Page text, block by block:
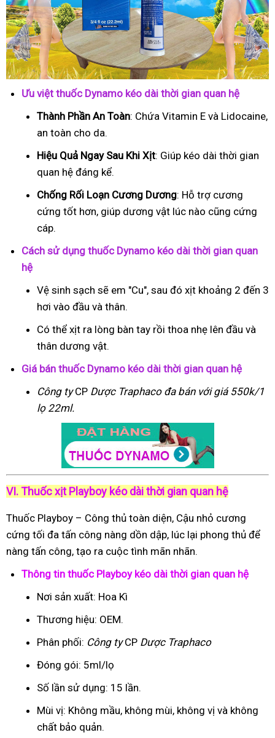
Ưu việt thuốc Dynamo kéo dài thời gian quan hệ
Thành Phần An Toàn: Chứa Vitamin E và Lidocaine,
an toàn cho da.
Hiệu Quả Ngay Sau Khi Xịt: Giúp kéo dài thời gian
quan hệ đáng kể.
Chống Rối Loạn Cương Dương: Hỗ trợ cương
cứng tốt hơn, giúp dương vật lúc nào cũng cứng
cáp.
Cách sử dụng thuốc Dynamo kéo dài thời gian quan
hệ
Vệ sinh sạch sẽ em "Cu", sau đó xịt khoảng 2 đến 3
hơi vào đầu và thân.
Có thể xịt ra lòng bàn tay rồi thoa nhẹ lên đầu và
thân dương vật.
Giá bán thuốc Dynamo kéo dài thời gian quan hệ
Công tyCP Dược Traphacođa bán với giá 550k/1
lọ 22ml.
VI. Thuốc xịt Playboy kéo dài thời gian quan hệ
Thuốc Playboy – Công thủ toàn diện, Cậu nhỏ cương
cứng tối đa tấn công nàng dồn dập, lúc lại phong thủ để
nàng tấn công, tạo ra cuộc tình mãn nhãn.
Thông tin thuốc Playboy kéo dài thời gian quan hệ
Nơi sản xuất: Hoa Kì
Thương hiệu: OEM.
Phân phối: Công tyCP Dược Traphaco
Đóng gói: 5ml/lọ
Số lần sử dụng: 15 lần.
Mùi vị: Không mầu, không mùi, không vị và không
chất bảo quản.